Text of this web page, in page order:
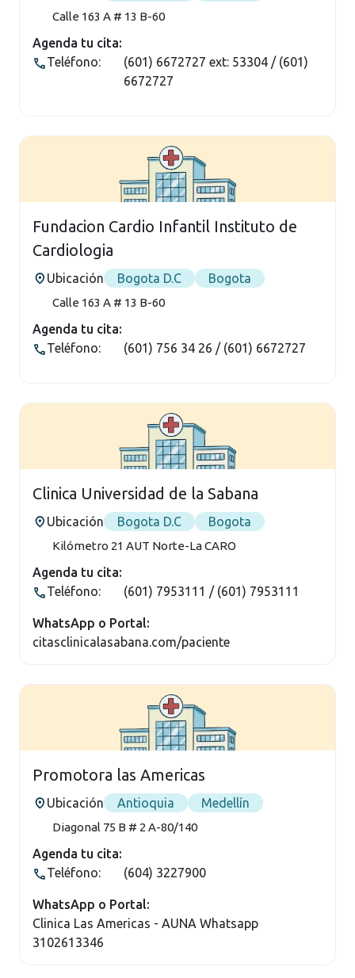
Calle 163 A # 13 B-60
Agenda tu cita:
Teléfono:
(601) 6672727 ext: 53304 / (601)
6672727
Fundacion Cardio Infantil Instituto de
Cardiologia
Ubicación Bogota D.C Bogota
Calle 163 A # 13 B-60
Agenda tu cita:
Teléfono:
(601) 756 34 26 / (601) 6672727
Clinica Universidad de la Sabana
Ubicación Bogota D.C Bogota
Kilómetro 21 AUT Norte-La CARO
Agenda tu cita:
Teléfono:
(601) 7953111 / (601) 7953111
WhatsApp o Portal:
citasclinicalasabana.com/paciente
Promotora las Americas
Ubicación Antioquia Medellín
Diagonal 75 B # 2 A-80/140
Agenda tu cita:
Teléfono:
(604) 3227900
WhatsApp o Portal:
Clinica Las Americas - AUNA Whatsapp
3102613346